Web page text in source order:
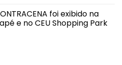
foi exibido na
e no CEU Shopping Park